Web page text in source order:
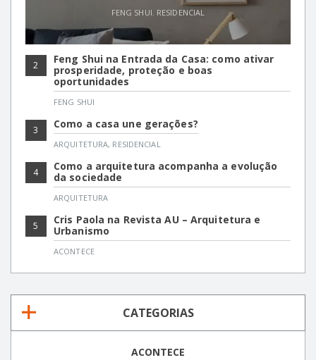
FENG SHUI, RESIDENCIAL
2
Feng Shui na Entrada da Casa: como ativar
prosperidade, proteção e boas
oportunidades
FENG SHUI
3 Como a casa une gerações?
ARQUITETURA, RESIDENCIAL
4
Como a arquitetura acompanha a evolução
da sociedade
ARQUITETURA
5
Cris Paola na Revista AU – Arquitetura e
Urbanismo
ACONTECE
CATEGORIAS
ACONTECE